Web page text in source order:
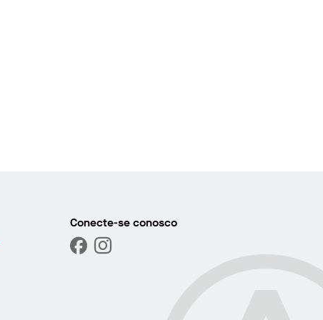
Conecte-se conosco